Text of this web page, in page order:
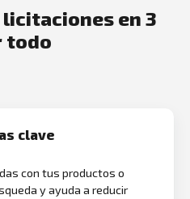
en 3
todo
clave
con tus productos o
y ayuda a reducir